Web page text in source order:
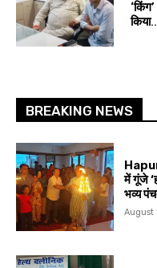
BREAKING NEWS
में गूंजे
भव्य
August